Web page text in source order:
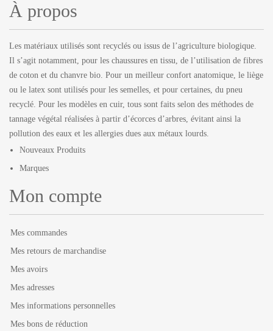
À propos
Les matériaux utilisés sont recyclés ou issus de l’agriculture biologique.
Il s’agit notamment, pour les chaussures en tissu, de l’utilisation de fibres
de coton et du chanvre bio. Pour un meilleur confort anatomique, le liège
ou le latex sont utilisés pour les semelles, et pour certaines, du pneu
recyclé. Pour les modèles en cuir, tous sont faits selon des méthodes de
tannage végétal réalisées à partir d’écorces d’arbres, évitant ainsi la
pollution des eaux et les allergies dues aux métaux lourds.
Nouveaux Produits
Marques
Mon compte
Mes commandes
Mes retours de marchandise
Mes avoirs
Mes adresses
Mes informations personnelles
Mes bons de réduction